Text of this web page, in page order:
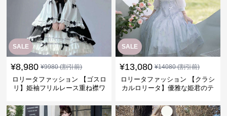
SALE
¥8,980 ¥9980(割引前)
ロリータファッション 【ゴスロ
リ】姫袖フリルレース重ね襟ワ
SALE
¥13,080 ¥14080(割引前)
ロリータファッション 【クラシ
カルロリータ】優雅な姫君のテ